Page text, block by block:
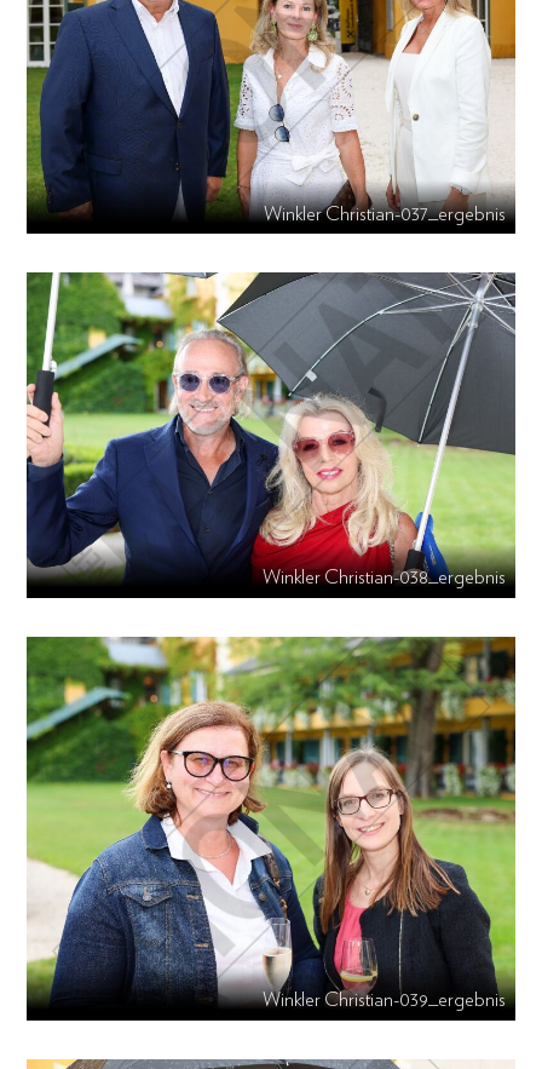
Winkler Christian-037_ergebnis
Winkler Christian-038_ergebnis
Winkler Christian-039_ergebnis